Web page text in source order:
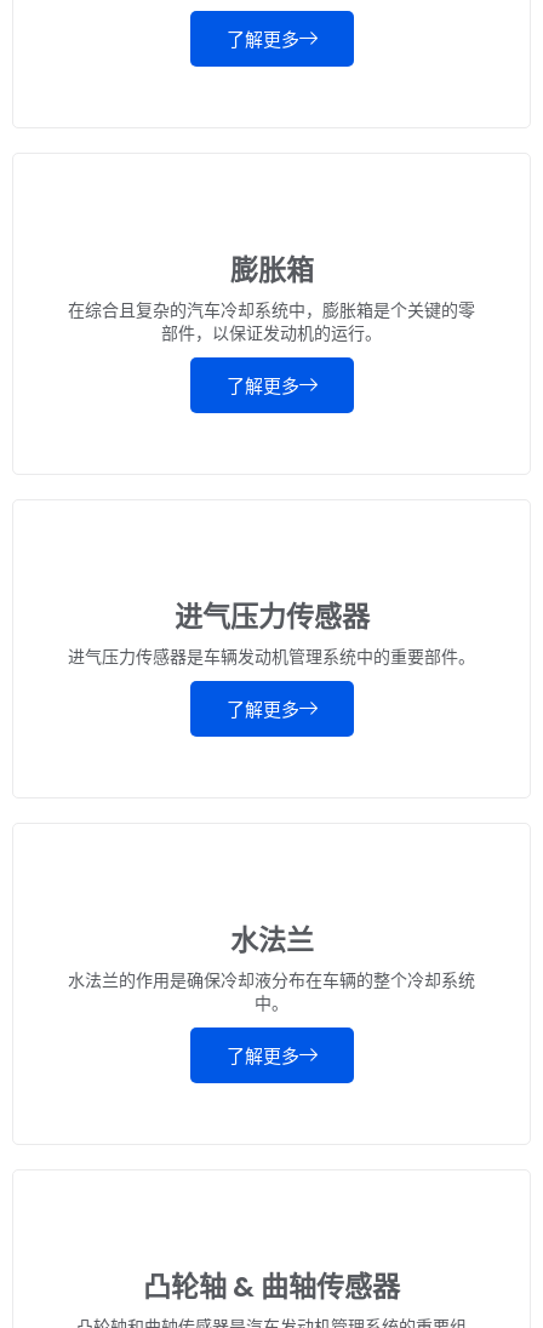
了解更多
膨胀箱
在综合且复杂的汽车冷却系统中，膨胀箱是个关键的零
部件，以保证发动机的运行。
了解更多
进气压力传感器
进气压力传感器是车辆发动机管理系统中的重要部件。
了解更多
水法兰
水法兰的作用是确保冷却液分布在车辆的整个冷却系统
中。
了解更多
凸轮轴 & 曲轴传感器